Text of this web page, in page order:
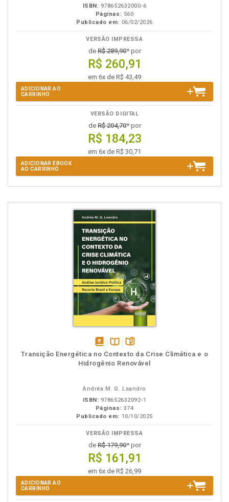
ISBN: 978652632000-6
Páginas: 560
Publicado em: 06/02/2026
VERSÃO IMPRESSA
deR$ 289,90* por
R$ 260,91
em 6x de R$ 43,49
ADICIONAR AO
CARRINHO
VERSÃO DIGITAL
deR$ 204,70* por
R$ 184,23
em 6x de R$ 30,71
ADICIONAR EBOOK
AO CARRINHO
disponível
em
Disponível
na
páginas
Transição Energética no Contexto da Crise Climática e o
Hidrogênio Renovável
Andréa M. G. Leandro
ISBN: 978652632092-1
Páginas: 374
Publicado em: 10/10/2025
VERSÃO IMPRESSA
deR$ 179,90* por
R$ 161,91
em 6x de R$ 26,99
ADICIONAR AO
CARRINHO